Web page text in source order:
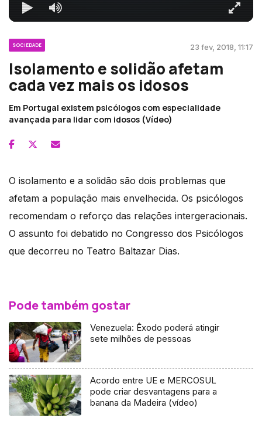
SOCIEDADE 23 fev, 2018, 11:17
Isolamento e solidão afetam
cada vez mais os idosos
Em Portugal existem psicólogos com especialidade
avançada para lidar com idosos (Vídeo)
O isolamento e a solidão são dois problemas que
afetam a população mais envelhecida. Os psicólogos
recomendam o reforço das relações intergeracionais.
O assunto foi debatido no Congresso dos Psicólogos
que decorreu no Teatro Baltazar Dias.
Pode também gostar
Venezuela: Êxodo poderá atingir
sete milhões de pessoas
Acordo entre UE e MERCOSUL
pode criar desvantagens para a
banana da Madeira (vídeo)